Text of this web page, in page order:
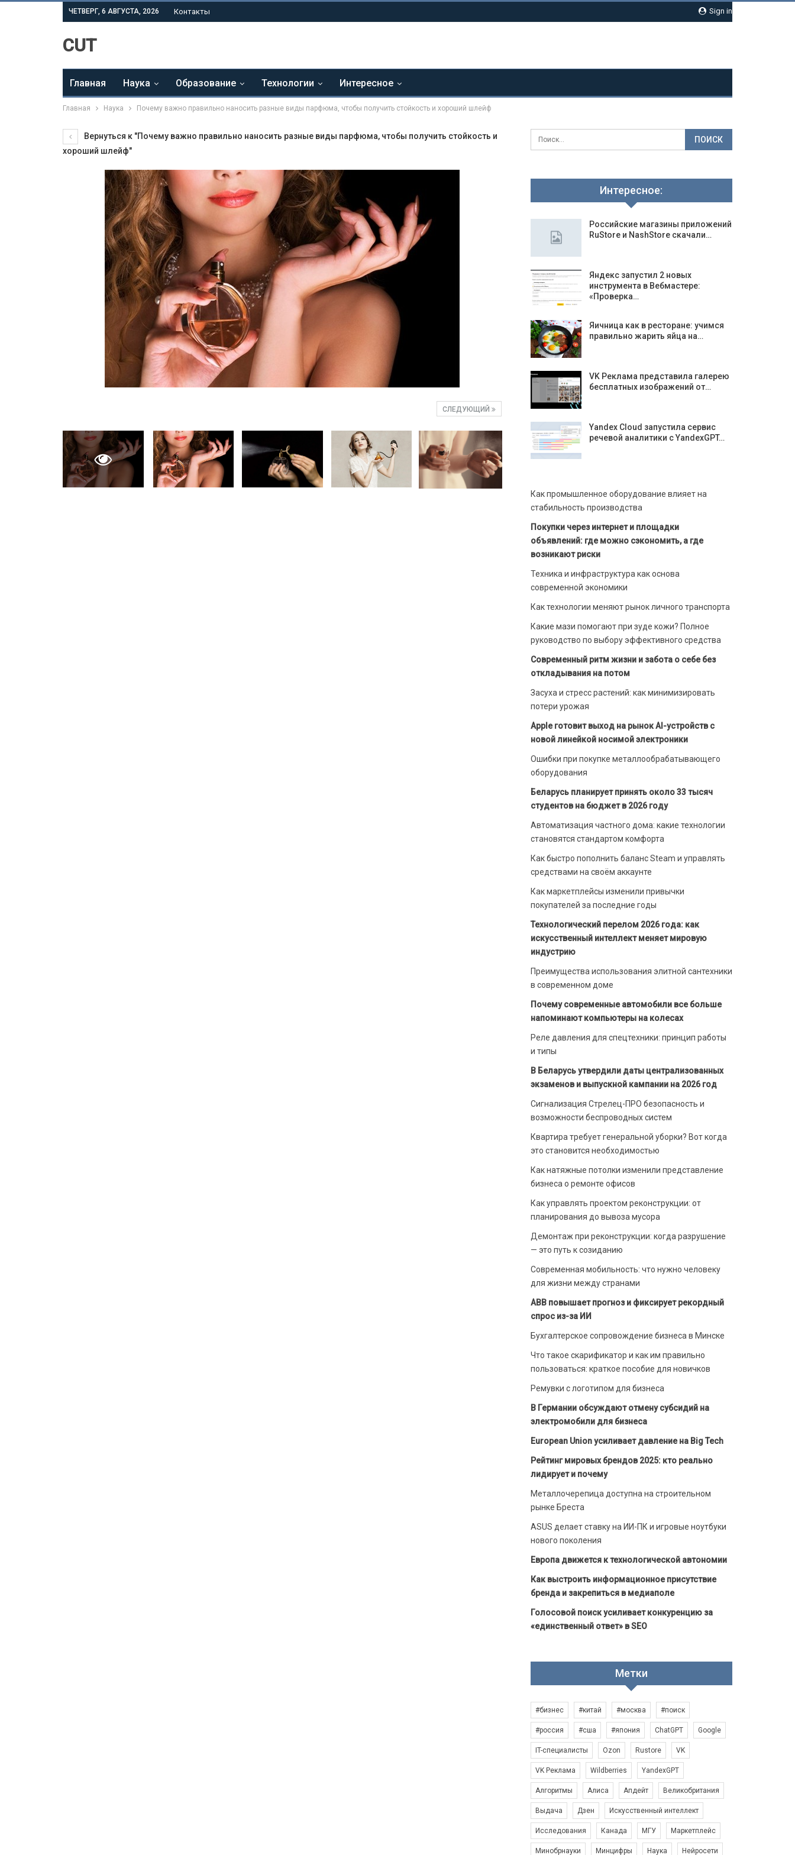
Sign in
ЧЕТВЕРГ, 6 АВГУСТА, 2026 Контакты
CUT
Главная Наука Образование Технологии Интересное
Главная Наука Почему важно правильно наносить разные виды парфюма, чтобы получить стойкость и хороший шлейф
Вернуться к "Почему важно правильно наносить разные виды парфюма, чтобы получить стойкость и
хороший шлейф"
СЛЕДУЮЩИЙ
Интересное:
Российские магазины приложений
RuStore и NashStore скачали…
Яндекс запустил 2 новых
инструмента в Вебмастере:
«Проверка…
Яичница как в ресторане: учимся
правильно жарить яйца на…
VK Реклама представила галерею
бесплатных изображений от…
Yandex Cloud запустила сервис
речевой аналитики с YandexGPT…
Как промышленное оборудование влияет на
стабильность производства
Покупки через интернет и площадки
объявлений: где можно сэкономить, а где
возникают риски
Техника и инфраструктура как основа
современной экономики
Как технологии меняют рынок личного транспорта
Какие мази помогают при зуде кожи? Полное
руководство по выбору эффективного средства
Современный ритм жизни и забота о себе без
откладывания на потом
Засуха и стресс растений: как минимизировать
потери урожая
Apple готовит выход на рынок AI-устройств с
новой линейкой носимой электроники
Ошибки при покупке металлообрабатывающего
оборудования
Беларусь планирует принять около 33 тысяч
студентов на бюджет в 2026 году
Автоматизация частного дома: какие технологии
становятся стандартом комфорта
Как быстро пополнить баланс Steam и управлять
средствами на своём аккаунте
Как маркетплейсы изменили привычки
покупателей за последние годы
Технологический перелом 2026 года: как
искусственный интеллект меняет мировую
индустрию
Преимущества использования элитной сантехники
в современном доме
Почему современные автомобили все больше
напоминают компьютеры на колесах
Реле давления для спецтехники: принцип работы
и типы
В Беларусь утвердили даты централизованных
экзаменов и выпускной кампании на 2026 год
Сигнализация Стрелец-ПРО безопасность и
возможности беспроводных систем
Квартира требует генеральной уборки? Вот когда
это становится необходимостью
Как натяжные потолки изменили представление
бизнеса о ремонте офисов
Как управлять проектом реконструкции: от
планирования до вывоза мусора
Демонтаж при реконструкции: когда разрушение
— это путь к созиданию
Современная мобильность: что нужно человеку
для жизни между странами
ABB повышает прогноз и фиксирует рекордный
спрос из-за ИИ
Бухгалтерское сопровождение бизнеса в Минске
Что такое скарификатор и как им правильно
пользоваться: краткое пособие для новичков
Ремувки с логотипом для бизнеса
В Германии обсуждают отмену субсидий на
электромобили для бизнеса
European Union усиливает давление на Big Tech
Рейтинг мировых брендов 2025: кто реально
лидирует и почему
Металлочерепица доступна на строительном
рынке Бреста
ASUS делает ставку на ИИ-ПК и игровые ноутбуки
нового поколения
Европа движется к технологической автономии
Как выстроить информационное присутствие
бренда и закрепиться в медиаполе
Голосовой поиск усиливает конкуренцию за
«единственный ответ» в SEO
Метки
#бизнес #китай #москва #поиск
#россия #сша #япония ChatGPT Google
IT-специалисты Ozon Rustore VK
VK Реклама Wildberries YandexGPT
Алгоритмы Алиса Апдейт Великобритания
Выдача Дзен Искусственный интеллект
Исследования Канада МГУ Маркетплейс
Минобрнауки Минцифры Наука Нейросети